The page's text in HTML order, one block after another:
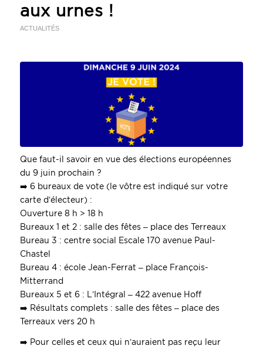
aux urnes !
ACTUALITÉS
Que faut-il savoir en vue des élections européennes
du 9 juin prochain ?
➡️ 6 bureaux de vote (le vôtre est indiqué sur votre
carte d’électeur) :
Ouverture 8 h > 18 h
Bureaux 1 et 2 : salle des fêtes – place des Terreaux
Bureau 3 : centre social Escale 170 avenue Paul-
Chastel
Bureau 4 : école Jean-Ferrat – place François-
Mitterrand
Bureaux 5 et 6 : L’Intégral – 422 avenue Hoff
➡️ Résultats complets : salle des fêtes – place des
Terreaux vers 20 h
➡️ Pour celles et ceux qui n’auraient pas reçu leur